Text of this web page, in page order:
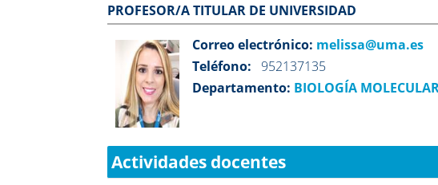
PROFESOR/A TITULAR DE UNIVERSIDAD
Correo electrónico: melissa@uma.es
Teléfono: 952137135
Departamento: BIOLOGÍA
Actividades docentes